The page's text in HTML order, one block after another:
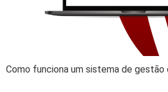
Como funciona um sistema de gestão